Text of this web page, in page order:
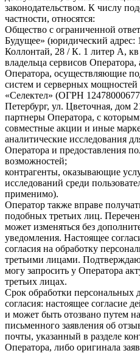
законодательством. К числу
частности, относятся:
Общество с ограниченной
Будущее» (юридический адрес:
Коллонтай, 28 / К. 1 литер А,
владельца сервисов
Оператора, осуществляющие
систем и серверных
«Селектел» (ОГРН
Петербург, ул. Цветочная, дом
партнеры Оператора, с
совместные акции и иные
аналитические исследования
Оператора и предоставления
возможностей;
контрагенты, оказывающие
исследований среди
применимо).
Оператор также вправе
подобных третьих лиц.
может изменяться без
уведомления. Настоящее
согласия на обработку
третьими лицами.
могу запросить у Оператора
третьих лицах.
Срок обработки персональных
согласия: настоящее согласие
и может быть отозвано путем
письменного заявления об
почты, указанный в разделе
Оператора, либо оригинала